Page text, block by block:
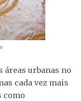
áreas urbanas no
cada vez mais
como